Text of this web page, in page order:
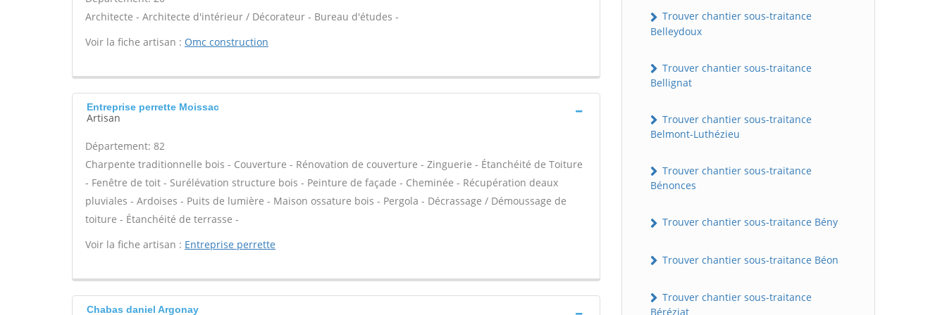
Architecte - Architecte d'intérieur / Décorateur - Bureau d'études -
Voir la fiche artisan : Omc construction
Entreprise perrette Moissac
Artisan
Département: 82
Charpente traditionnelle bois - Couverture - Rénovation de couverture - Zinguerie - Étanchéité de Toiture
- Fenêtre de toit - Surélévation structure bois - Peinture de façade - Cheminée - Récupération deaux
pluviales - Ardoises - Puits de lumière - Maison ossature bois - Pergola - Décrassage / Démoussage de
toiture - Étanchéité de terrasse -
Voir la fiche artisan : Entreprise perrette
Chabas daniel Argonay
Trouver chantier sous-traitance
Belleydoux
Trouver chantier sous-traitance
Bellignat
Trouver chantier sous-traitance
Belmont-Luthézieu
Trouver chantier sous-traitance
Bénonces
Trouver chantier sous-traitance Bény
Trouver chantier sous-traitance Béon
Trouver chantier sous-traitance
Béréziat